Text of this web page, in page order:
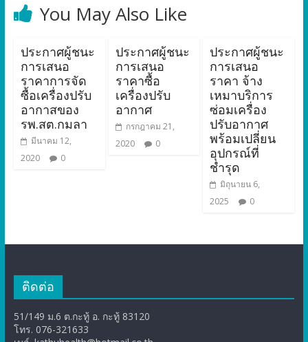
You May Also Like
ประกาศผู้ชนะ
การเสนอ
ราคาการจัด
ซื้อเครื่องปรับ
อากาสของ
รพ.สต.กมลา
มีนาคม 12,
2020
0
ประกาศผู้ชนะ
การเสนอ
ราคาซื้อ
เครื่องปรับ
อากาศ
กรกฎาคม 21,
2020
0
ประกาศผู้ชนะ
การเสนอ
ราคา จ้าง
เหมาบริการ
ซ่อมเครื่อง
ปรับอากาศ
พร้อมเปลี่ยน
อุปกรณ์ที่
ชำรุด
มิถุนายน 6,
2025
0
ติดต่อ
51/149 ม.6 ต.กะทู้ อ. กะทู้ 83120
โทร. 076-321633